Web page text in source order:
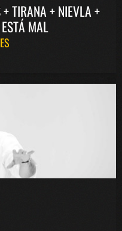
TIRANA + NIEVLA +
MAL